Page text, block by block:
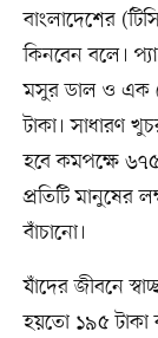
বাংলাদেশের
কিনবেন বলে।
মসুর ডাল ও এক
টাকা। সাধারণ
হবে কমপক্ষে
প্রতিটি মানুষের
বাঁচানো।
যাঁদের জীবনে
হয়তো ১৯৫ টাকা